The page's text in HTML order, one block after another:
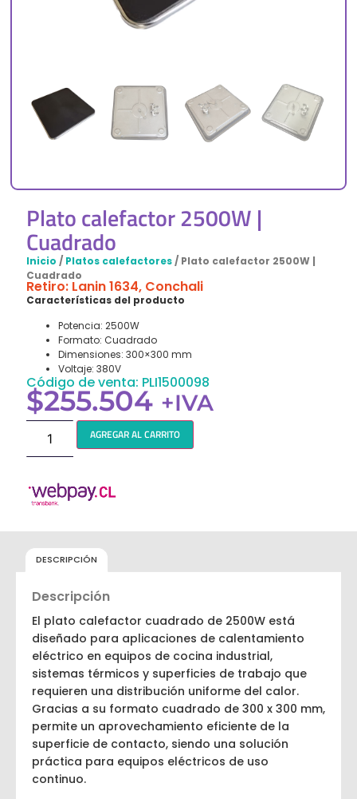
Plato calefactor 2500W |
Cuadrado
Inicio / Platos calefactores/ Plato calefactor 2500W |
Cuadrado
Retiro: Lanin 1634, Conchali
Características del producto
Potencia: 2500W
Formato: Cuadrado
Dimensiones: 300×300 mm
Voltaje: 380V
Código de venta: PLI1500098
$255.504 +IVA
AGREGAR AL CARRITO
DESCRIPCIÓN
Descripción
El plato calefactor cuadrado de 2500W está
diseñado para aplicaciones de calentamiento
eléctrico en equipos de cocina industrial,
sistemas térmicos y superficies de trabajo que
requieren una distribución uniforme del calor.
Gracias a su formato cuadrado de 300 x 300 mm,
permite un aprovechamiento eficiente de la
superficie de contacto, siendo una solución
práctica para equipos eléctricos de uso
continuo.